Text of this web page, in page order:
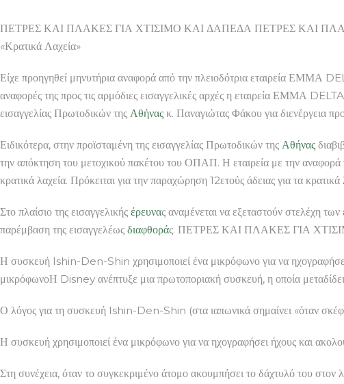
ΠΕΤΡΕΣ ΚΑΙ ΠΛΑΚΕΣ ΓΙΑ ΧΤΙΣΙΜΟ ΚΑΙ ΔΑΠΕΔΑ ΠΕΤΡΕΣ ΚΑΙ
«Κρατικά Λαχεία»
Είχε προηγηθεί μηνυτήρια αναφορά από την πλειοδότρια εταιρεία ΕΜΜΑ
αναφορές της προς τις αρμόδιες εισαγγελικές αρχές η εταιρεία ΕΜΜΑ
εισαγγελίας Πρωτοδικών της Αθήνας κ. Παναγιώτας Φάκου για διενέργεια
Ειδικότερα, στην προϊσταμένη της εισαγγελίας Πρωτοδικών της Αθήνας
την απόκτηση του μετοχικού πακέτου του ΟΠΑΠ. Η εταιρεία με την
κρατικά λαχεία. Πρόκειται για την παραχώρηση 12ετούς άδειας για τα
Στο πλαίσιο της εισαγγελικής έρευνας αναμένεται να εξεταστούν στελέχη
παρέμβαση της εισαγγελέως διαφθοράς. ΠΕΤΡΕΣ ΚΑΙ ΠΛΑΚΕΣ ΓΙΑ
Η συσκευή Ishin-Den-Shin χρησιμοποιεί ένα μικρόφωνο για να
μικρόφωνοΗ Disney ανέπτυξε μια πρωτοποριακή συσκευή, η οποία
Ο λόγος για τη συσκευή Ishin-Den-Shin (στα ιαπωνικά σημαίνει «όταν
Η συσκευή χρησιμοποιεί ένα μικρόφωνο για να ηχογραφήσει ήχους και
Στη συνέχεια, όταν το συγκεκριμένο άτομο ακουμπήσει το δάχτυλό του